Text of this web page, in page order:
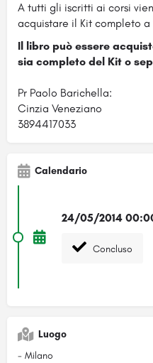
A tutti gli iscritti ai corsi
acquistare il Kit completo
Il libro può essere
sia completo del Kit o
Pr Paolo Barichella:
Cinzia Veneziano
3894417033
Calendario
24/05/2014
Concluso
Luogo
- Milano